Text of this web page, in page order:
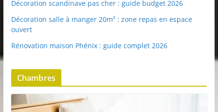
Décoration scandinave pas cher : guide budget 2026
Décoration salle à manger 20m² : zone repas en espace
ouvert
Rénovation maison Phénix : guide complet 2026
Chambres